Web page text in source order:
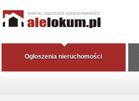
Ogłoszenia nieruchomości